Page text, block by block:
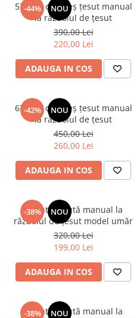
-44% NOU
57x170 cm Preș țesut manual
la războiul de țesut
390,00 Lei
220,00 Lei
ADAUGA IN COS
-42% NOU
67x200 cm Preș țesut manual
la războiul de țesut
450,00 Lei
260,00 Lei
ADAUGA IN COS
-38% NOU
Geantă țesută manual la
războiul de țesut model umăr
320,00 Lei
199,00 Lei
ADAUGA IN COS
-38% NOU
Geantă țesută manual la